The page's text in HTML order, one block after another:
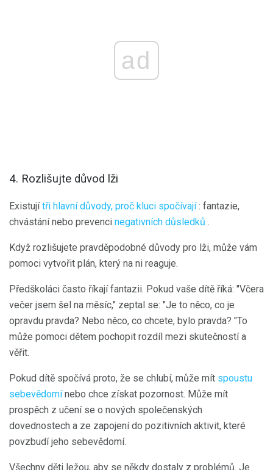
ad
4. Rozlišujte důvod lži
Existujítři hlavní důvody, proč kluci spočívají: fantazie,
chvástání nebo prevenci negativních důsledků .
Když rozlišujete pravděpodobné důvody pro lži, může vám
pomoci vytvořit plán, který na ni reaguje.
Předškoláci často říkají fantazii. Pokud vaše dítě říká: "Včera
večer jsem šel na měsíc," zeptal se: "Je to něco, co je
opravdu pravda? Nebo něco, co chcete, bylo pravda? "To
může pomoci dětem pochopit rozdíl mezi skutečností a
věřit.
Pokud dítě spočívá proto, že se chlubí, může mít spoustu
sebevědomínebo chce získat pozornost. Může mít
prospěch z učení se o nových společenských
dovednostech a ze zapojení do pozitivních aktivit, které
povzbudí jeho sebevědomí.
Všechny děti ležou, aby se někdy dostaly z problémů. Je